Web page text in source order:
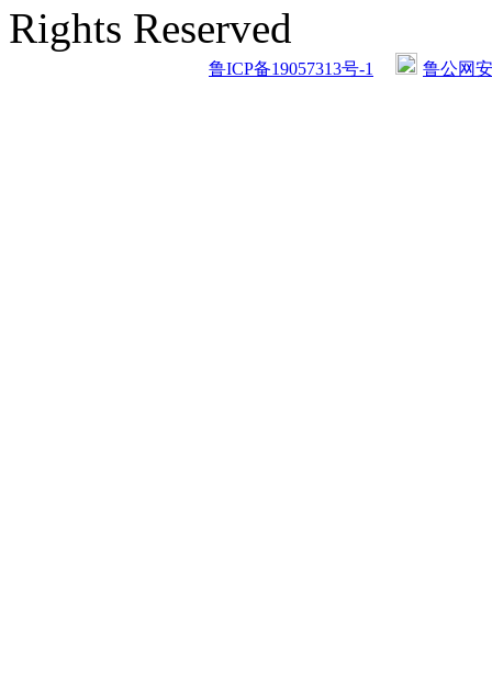
Rights Reserved
鲁ICP备19057313号-1 鲁公网